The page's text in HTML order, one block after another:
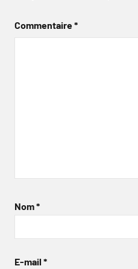
Commentaire*
Nom*
E-mail *